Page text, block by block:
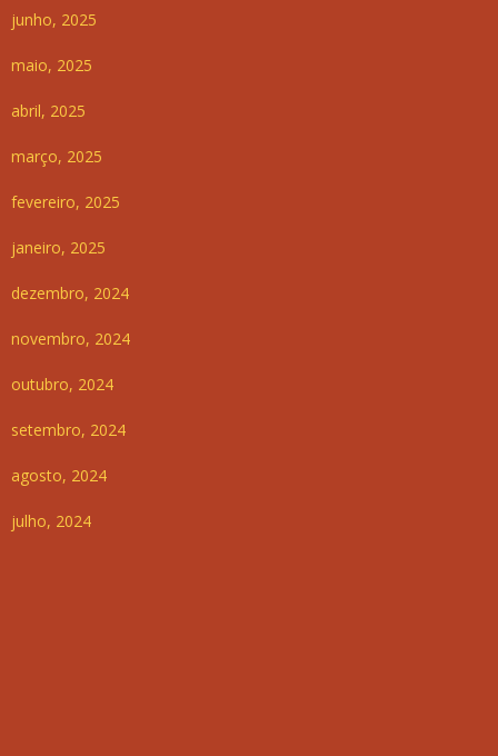
junho, 2025
maio, 2025
abril, 2025
março, 2025
fevereiro, 2025
janeiro, 2025
dezembro, 2024
novembro, 2024
outubro, 2024
setembro, 2024
agosto, 2024
julho, 2024